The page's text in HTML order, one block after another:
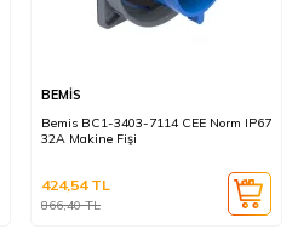
BEMİS
Bemis BC1-3403-7114 CEE Norm IP67
32A Makine Fişi
866,40TL
424,54TL